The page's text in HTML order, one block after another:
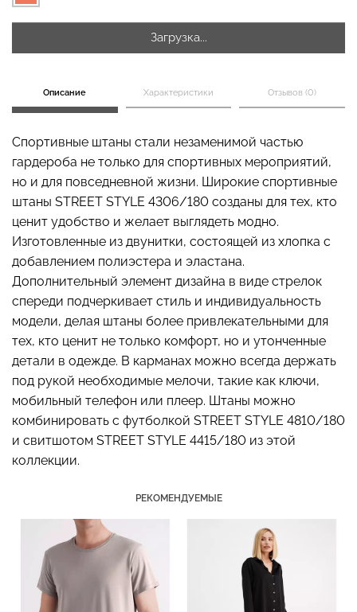
Загрузка...
Описание Характеристики Отзывов (0)
Спортивные штаны стали незаменимой частью
гардероба не только для спортивных мероприятий,
но и для повседневной жизни. Широкие спортивные
штаны STREET STYLE 4306/180 созданы для тех, кто
ценит удобство и желает выглядеть модно.
Изготовленные из двунитки, состоящей из хлопка с
добавлением полиэстера и эластана.
Дополнительный элемент дизайна в виде стрелок
спереди подчеркивает стиль и индивидуальность
модели, делая штаны более привлекательными для
тех, кто ценит не только комфорт, но и утонченные
детали в одежде. В карманах можно всегда держать
под рукой необходимые мелочи, такие как ключи,
мобильный телефон или плеер. Штаны можно
комбинировать с футболкой STREET STYLE 4810/180
и свитшотом STREET STYLE 4415/180 из этой
коллекции.
РЕКОМЕНДУЕМЫЕ
Бесшовные стринги
STRING BRIEFS (черный)
Giulia
179 грн. 299 грн.
Бесшовный топ с легкой
коррекцией BRA
SHAPEWEAR nude
(бежевый) Giulia
489 грн.699 грн.